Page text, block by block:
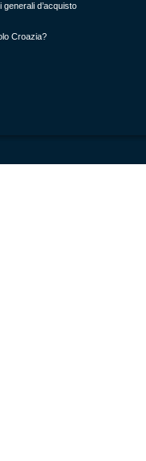
generali d’acquisto
Croazia?